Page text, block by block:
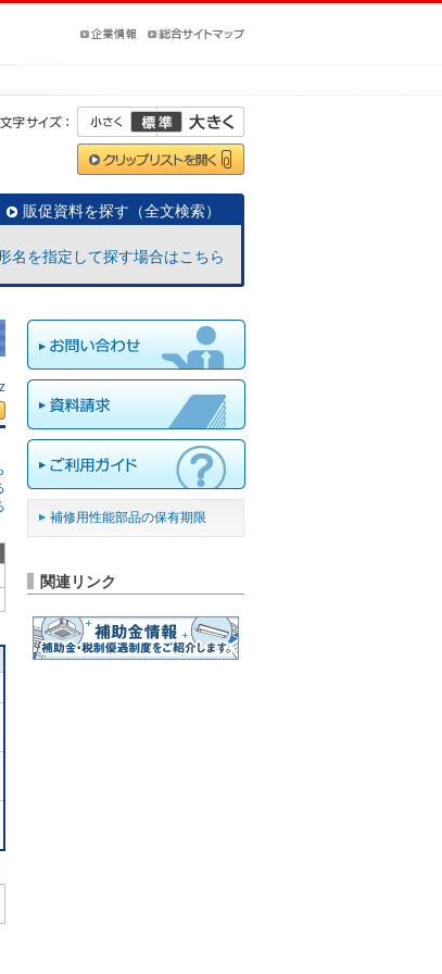
販促資料を探す（全文検索）
名を指定して探す場合はこちら
補修用性能部品の保有期限
関連リンク